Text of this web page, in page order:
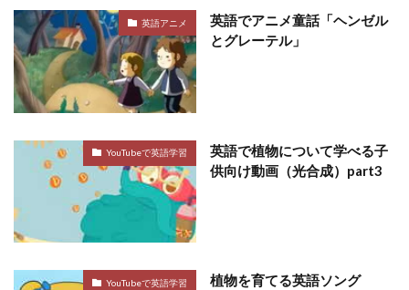
英語アニメ
英語でアニメ童話「ヘンゼル
とグレーテル」
YouTubeで英語学習
英語で植物について学べる子
供向け動画（光合成）part3
YouTubeで英語学習
植物を育てる英語ソング